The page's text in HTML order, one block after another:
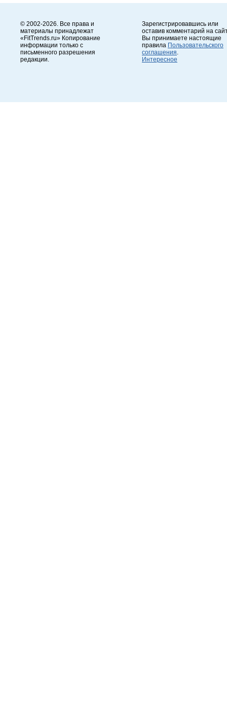
© 2002-2026. Все права и
материалы принадлежат
«FitTrends.ru» Копирование
информации только с
письменного разрешения
редакции.
Зарегистрировавшись или
оставив комментарий на
Вы принимаете настоящие
правила Пользовательского
соглашения
Интересное